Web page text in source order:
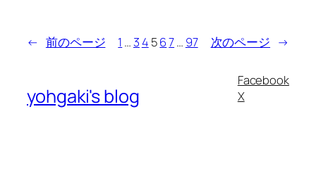
← 前のページ 1 …34 567… 97 次のページ →
yohgaki's blog
Facebook
X